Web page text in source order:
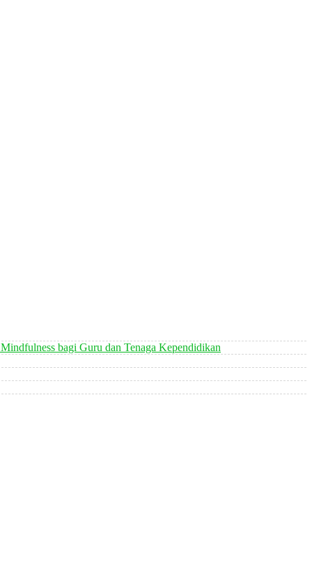
bagi Guru dan Tenaga Kependidikan